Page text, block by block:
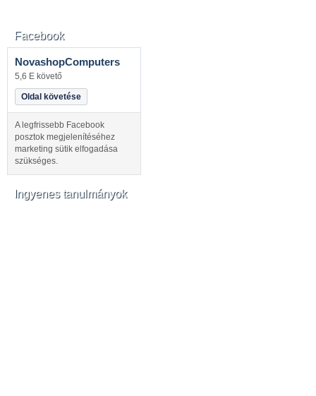
Facebook
NovashopComputers
5,6 E követő
Oldal követése
A legfrissebb Facebook
posztok megjelenítéséhez
marketing sütik elfogadása
szükséges.
Ingyenes tanulmányok